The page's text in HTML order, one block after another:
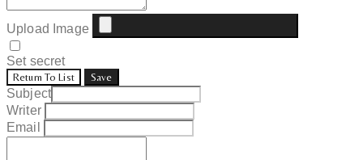
Upload Image
Set secret
Return To List Save
Subject
Writer
Email